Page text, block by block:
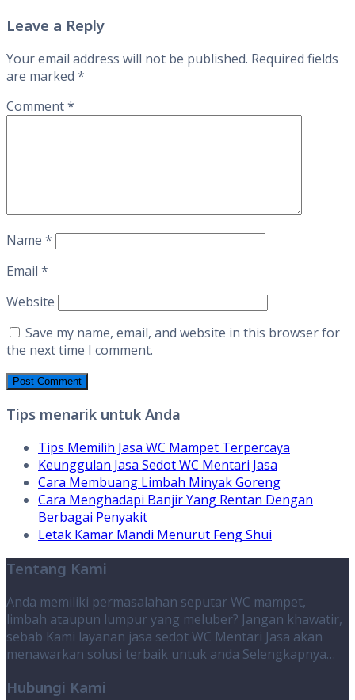
Leave a Reply
Your email address will not be published. Required fields
are marked *
Comment*
Name *
Email *
Website
Save my name, email, and website in this browser for
the next time I comment.
Tips menarik untuk Anda
Tips Memilih Jasa WC Mampet Terpercaya
Keunggulan Jasa Sedot WC Mentari Jasa
Cara Membuang Limbah Minyak Goreng
Cara Menghadapi Banjir Yang Rentan Dengan
Berbagai Penyakit
Letak Kamar Mandi Menurut Feng Shui
Tentang Kami
Anda memiliki permasalahan seputar WC mampet,
limbah ataupun lumpur yang meluber? Jangan khawatir,
sebab Kami layanan jasa sedot WC Mentari Jasa akan
menawarkan solusi terbaik untuk anda Selengkapnya…
Hubungi Kami